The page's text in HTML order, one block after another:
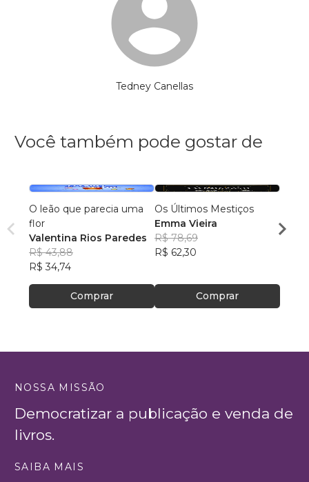
Tedney Canellas
Você também pode gostar de
O leão que parecia uma
flor
Valentina Rios Paredes
R$ 43,88
R$ 34,74
Comprar
Os Últimos Mestiços
Emma Vieira
R$ 78,69
R$ 62,30
Comprar
R$
NOSSA MISSÃO
Democratizar a publicação e venda de
livros.
SAIBA MAIS